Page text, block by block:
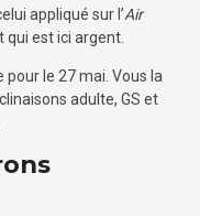
appliqué sur l’Air
est ici argent.
pour le 27 mai. Vous la
adulte, GS et